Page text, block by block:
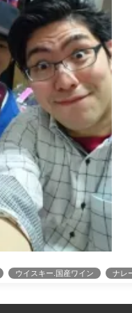
ウイスキー.国産ワイン ナレ